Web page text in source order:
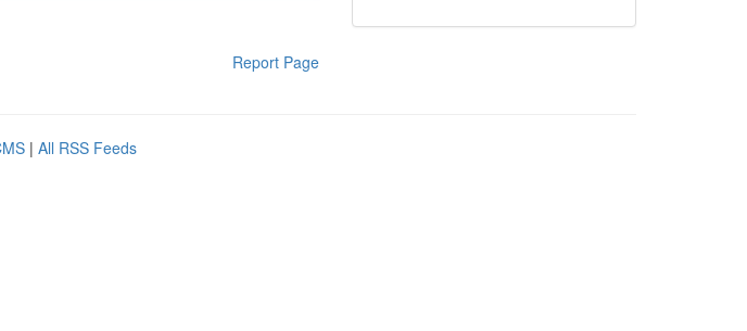
Report Page
| All RSS Feeds